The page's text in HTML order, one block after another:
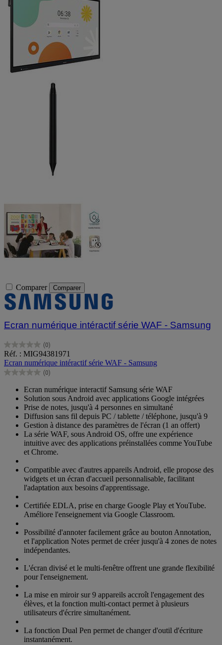
Comparer Comparer
Ecran numérique intéractif série WAF - Samsung
(0)
0.0
sur
5
étoiles.
Réf. : MIG94381971
Ecran numérique intéractif série WAF - Samsung
(0)
0.0
étoiles.
Ecran numérique interactif Samsung série WAF
Solution sous Android avec applications Google intégrées
Prise de notes, jusqu'à 4 personnes en simultané
Diffusion sans fil depuis PC / tablette / téléphone, jusqu'à 9
Gestion à distance des paramètres de l'écran (1 an offert)
La série WAF, sous Android OS, offre une expérience
intuitive avec des applications préinstallées comme YouTube
et Chrome.
Compatible avec d'autres appareils Android, elle propose des
widgets et un écran d'accueil personnalisable, facilitant
l'adaptation aux besoins d'apprentissage.
Certifiée EDLA, prise en charge Google Play et YouTube.
Améliore l'enseignement via Google Classroom.
Possibilité d'annoter facilement grâce au bouton Annotation,
et l'application Notes permet de créer jusqu'à 4 zones de notes
indépendantes.
L'écran divisé et le multi-fenêtre offrent une grande flexibilité
pour l'enseignement.
La mise en miroir sur 9 appareils accroît l'engagement des
élèves, et la fonction multi-contact permet à plusieurs
utilisateurs d'écrire simultanément.
La fonction Dual Pen permet de changer d'outil d'écriture
instantanément.